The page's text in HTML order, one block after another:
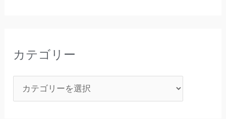
カテゴリー